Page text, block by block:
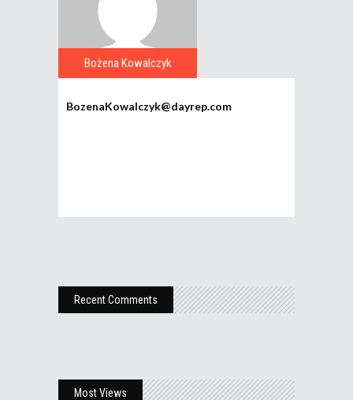
Bożena Kowalczyk
BozenaKowalczyk@dayrep.com
Recent Comments
Most Views